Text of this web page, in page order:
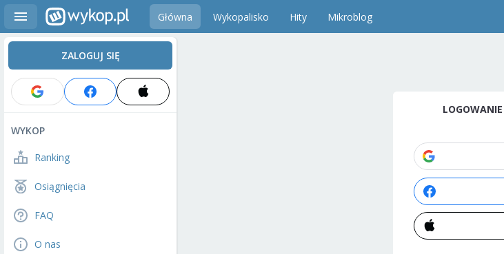
Główna Wykopalisko Hity Mikroblog
ZALOGUJ SIĘ
WYKOP
Ranking
Osiągnięcia
FAQ
O nas
LOGOWANIE